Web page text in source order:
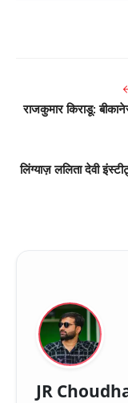
राजकुमार किराडू:
लिंग्याज़ ललिता देवी
JR